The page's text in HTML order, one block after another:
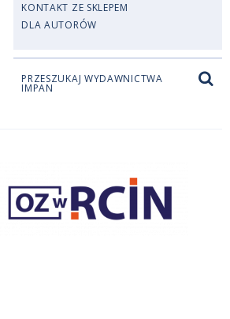
KONTAKT ZE SKLEPEM
DLA AUTORÓW
PRZESZUKAJ WYDAWNICTWA
IMPAN